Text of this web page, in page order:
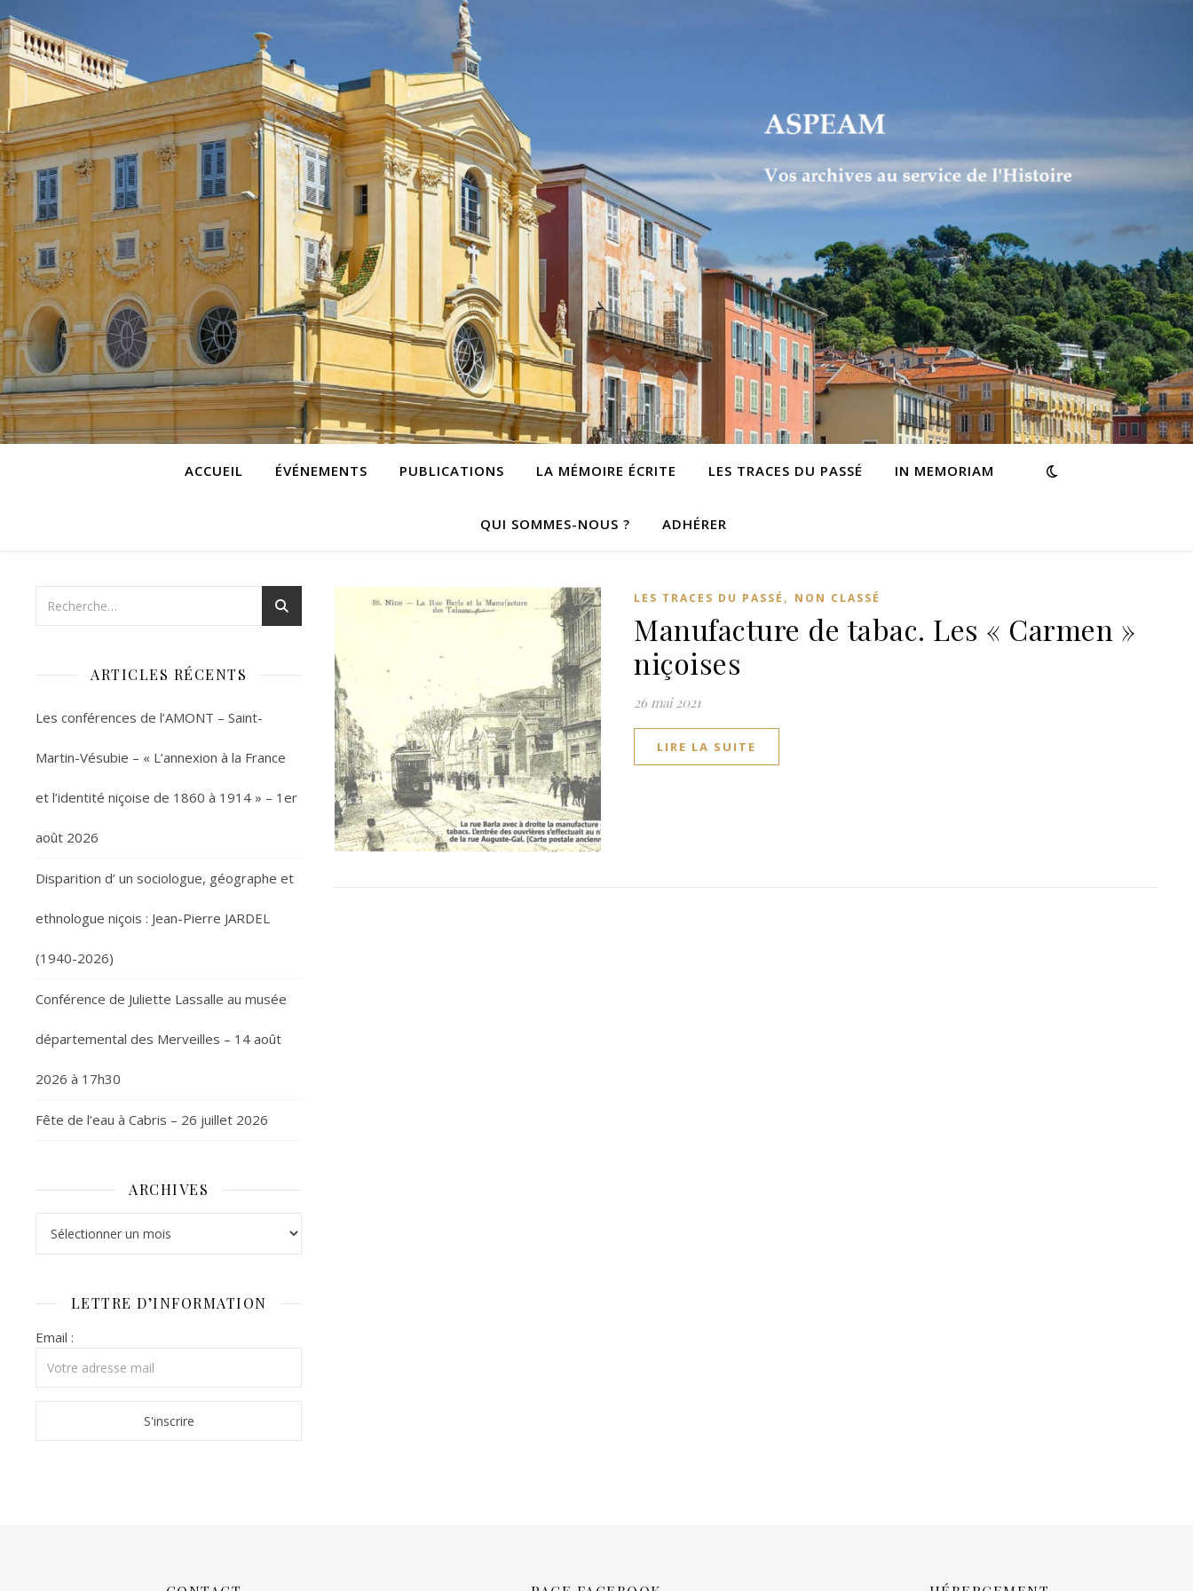
ACCUEIL ÉVÉNEMENTS PUBLICATIONS LA MÉMOIRE ÉCRITE LES TRACES DU PASSÉ IN MEMORIAM
QUI SOMMES-NOUS ? ADHÉRER
ARTICLES RÉCENTS
Les conférences de l’AMONT – Saint-
Martin-Vésubie – « L’annexion à la France
et l’identité niçoise de 1860 à 1914 » – 1er
août 2026
Disparition d’ un sociologue, géographe et
ethnologue niçois : Jean-Pierre JARDEL
(1940-2026)
Conférence de Juliette Lassalle au musée
départemental des Merveilles – 14 août
2026 à 17h30
Fête de l’eau à Cabris – 26 juillet 2026
ARCHIVES
LETTRE D’INFORMATION
Email :
LES TRACES DU PASSÉ , NON CLASSÉ
Manufacture de tabac. Les « Carmen »
niçoises
26 mai 2021
LIRE LA SUITE